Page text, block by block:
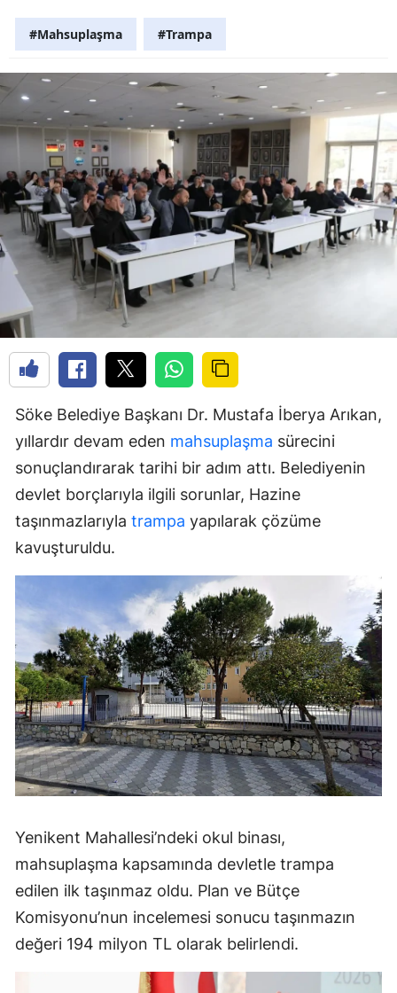
#Mahsuplaşma #Trampa
Söke Belediye Başkanı Dr. Mustafa İberya Arıkan,
yıllardır devam eden mahsuplaşma sürecini
sonuçlandırarak tarihi bir adım attı. Belediyenin
devlet borçlarıyla ilgili sorunlar, Hazine
taşınmazlarıyla trampa yapılarak çözüme
kavuşturuldu.
Yenikent Mahallesi’ndeki okul binası,
mahsuplaşma kapsamında devletle trampa
edilen ilk taşınmaz oldu. Plan ve Bütçe
Komisyonu’nun incelemesi sonucu taşınmazın
değeri 194 milyon TL olarak belirlendi.